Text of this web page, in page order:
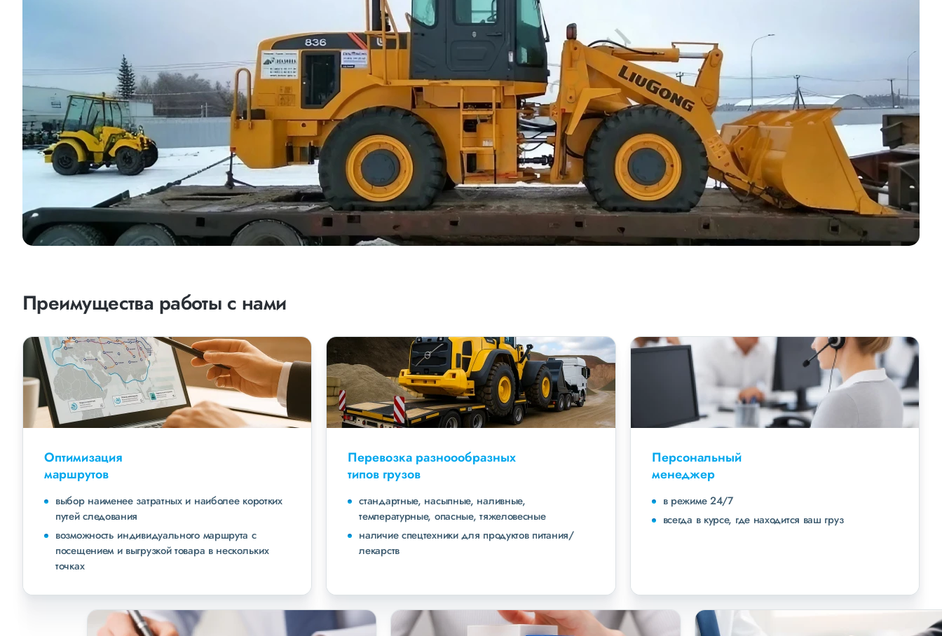
Преимущества работы с нами
Оптимизация
маршрутов
выбор наименее затратных и наиболее коротких
путей следования
возможность индивидуального маршрута с
посещением и выгрузкой товара в нескольких
точках
Перевозка разноообразных
типов грузов
стандартные, насыпные, наливные,
температурные, опасные, тяжеловесные
наличие спецтехники для продуктов питания/
лекарств
Персональный
менеджер
в режиме 24/7
всегда в курсе, где находится ваш груз